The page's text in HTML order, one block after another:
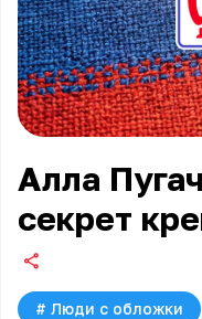
Алла
секрет
# Люди с обложки